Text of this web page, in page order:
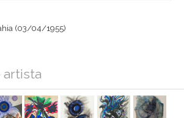
(03/04/1955)
artista